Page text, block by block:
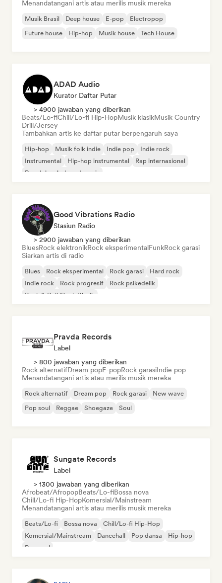
Menandatangani artis atau merilis musik mereka
Musik Brasil Deep house E-pop
Electropop
Future house
Hip-hop Musik house Tech House
ADAD Audio
Kurator Daftar Putar
> 4900 jawaban yang diberikan
Beats/Lo-fiChill/Lo-fi Hip-HopMusik klasikMusik Country
Drill/Jersey
Tambahkan artis ke daftar putar berpengaruh saya
Hip-hop Musik folk indie Indie pop
Indie rock
Instrumental
Hip-hop instrumental
Rap internasional
Rap dalam bahasa Inggris
Good Vibrations Radio
Stasiun Radio
> 2900 jawaban yang diberikan
BluesRock elektronikRock eksperimentalFunkRock garasi
Siarkan artis di radio
Blues Rock eksperimental Rock garasi
Hard rock
Indie rock
Rock progresif
Rock psikedelik
Rock & Roll/Rock Klasik
Pravda Records
Label
> 800 jawaban yang diberikan
Rock alternatifDream popE-popRock garasiIndie pop
Menandatangani artis atau merilis musik mereka
Rock alternatif Dream pop Rock garasi
New wave
Pop soul
Reggae Shoegaze Soul
Sungate Records
Label
> 1300 jawaban yang diberikan
Afrobeat/AfropopBeats/Lo-fiBossa nova
Chill/Lo-fi Hip-HopKomersial/Mainstream
Menandatangani artis atau merilis musik mereka
Beats/Lo-fi Bossa nova
Chill/Lo-fi Hip-Hop
Komersial/Mainstream
Dancehall Pop dansa
Hip-hop
Pop soul